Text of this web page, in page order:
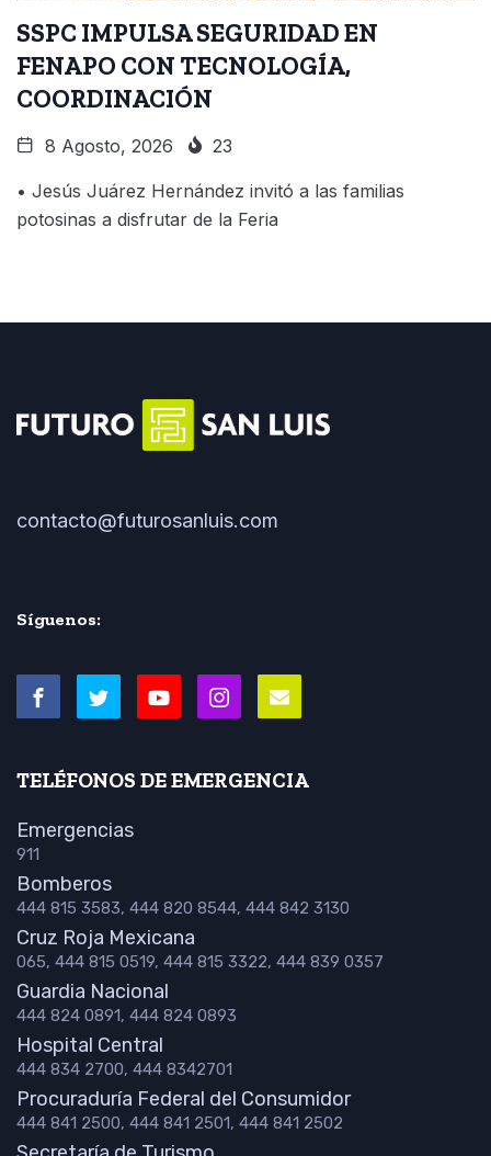
SSPC IMPULSA SEGURIDAD EN
FENAPO CON TECNOLOGÍA,
COORDINACIÓN
8 Agosto, 2026 23
• Jesús Juárez Hernández invitó a las familias
potosinas a disfrutar de la Feria
contacto@futurosanluis.com
Síguenos:
TELÉFONOS DE EMERGENCIA
Emergencias
911
Bomberos
444 815 3583, 444 820 8544, 444 842 3130
Cruz Roja Mexicana
065, 444 815 0519, 444 815 3322, 444 839 0357
Guardia Nacional
444 824 0891, 444 824 0893
Hospital Central
444 834 2700, 444 8342701
Procuraduría Federal del Consumidor
444 841 2500, 444 841 2501, 444 841 2502